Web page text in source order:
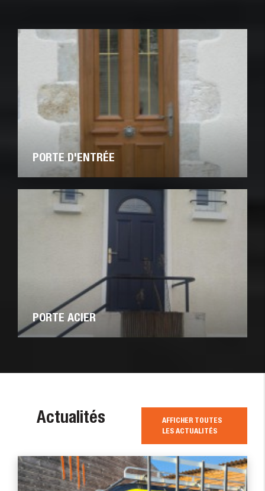
PORTE D'ENTRÉE
PORTE ACIER
Actualités
AFFICHER TOUTES
LES ACTUALITÉS